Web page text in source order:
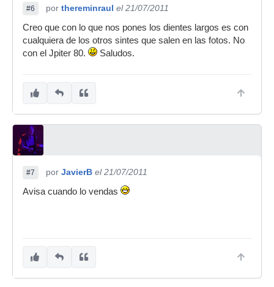
#6 por thereminraul el 21/07/2011
Creo que con lo que nos pones los dientes largos es con
cualquiera de los otros sintes que salen en las fotos. No
con el Jpiter 80.
Saludos.
#7 por JavierB el 21/07/2011
Avisa cuando lo vendas